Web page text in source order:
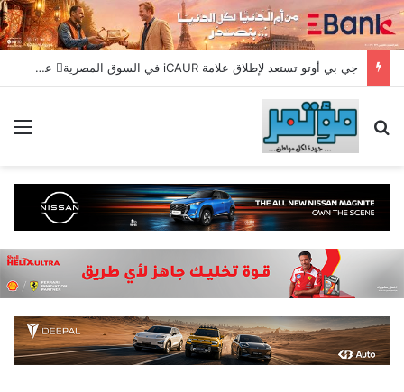
جي بي أوتو تستعد لإطلاق علامة iCAUR في السوق المصرية علامة عالمية جديدة لسيارات الطاقة الجديدة تجمع بين التكنولوجيا الذكية والتصميم الجريء وروح المغامر
بحث عن